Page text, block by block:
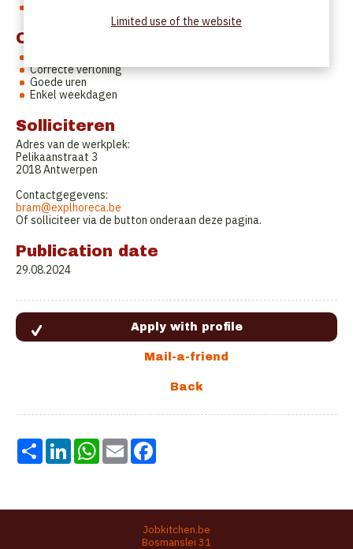
Offer
Correcte verloning
Goede uren
Enkel weekdagen
Solliciteren
Adres van de werkplek:
Pelikaanstraat 3
2018 Antwerpen
Contactgegevens:
bram@explhoreca.be
Of solliciteer via de button onderaan deze pagina.
Publication date
29.08.2024
Share LinkedInWhatsApp
Email
Jobkitchen.be
Bosmanslei 31
Limited use of the website